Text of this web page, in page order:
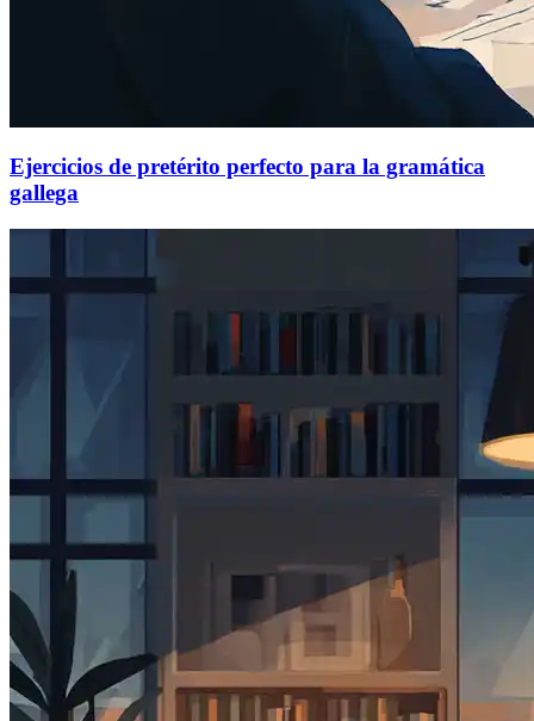
Ejercicios de pretérito perfecto para la gramática
gallega